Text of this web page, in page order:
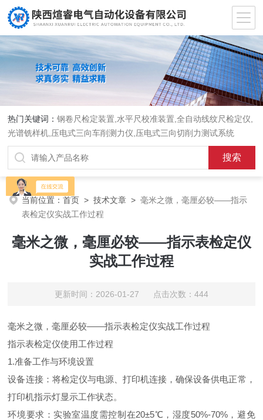
热门关键词：钢卷尺检定装置,水平尺校准装置,全自动线纹尺检定仪,
光谱铣样机,压电式三向车削测力仪,压电式三向切削力测试系统
当前位置：首页 >技术文章 >毫米之微，毫厘必较——指示
表检定仪实战工作过程
毫米之微，毫厘必较——指示表检定仪
实战工作过程
更新时间：2026-01-27 点击次数：444
毫米之微，毫厘必较——指示表检定仪实战工作过程
指示表检定仪使用工作过程
1.准备工作与环境设置
设备连接：将检定仪与电源、打印机连接，确保设备供电正常，
打印机指示灯显示工作状态。
环境要求：实验室温度需控制在20±5℃，湿度50%-70%，避免